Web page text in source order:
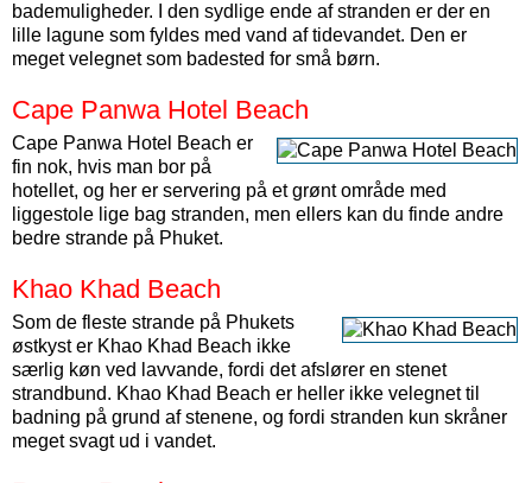
bademuligheder. I den sydlige ende af stranden er der en
lille lagune som fyldes med vand af tidevandet. Den er
meget velegnet som badested for små børn.
Cape Panwa Hotel Beach
Cape Panwa Hotel Beach er
fin nok, hvis man bor på
hotellet, og her er servering på et grønt område med
liggestole lige bag stranden, men ellers kan du finde andre
bedre strande på Phuket.
Khao Khad Beach
Som de fleste strande på Phukets
østkyst er Khao Khad Beach ikke
særlig køn ved lavvande, fordi det afslører en stenet
strandbund. Khao Khad Beach er heller ikke velegnet til
badning på grund af stenene, og fordi stranden kun skråner
meget svagt ud i vandet.